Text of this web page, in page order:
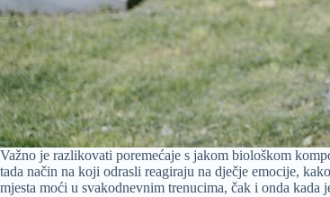
Važno je razlikovati poremećaje s jakom biološkom
tada način na koji odrasli reagiraju na dječje emocije,
mjesta moći u svakodnevnim trenucima, čak i onda kada